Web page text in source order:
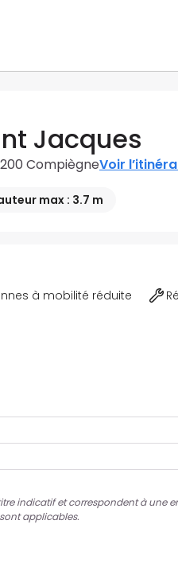
Jacques
CompiègneVoir
max : 3.7 m
à mobilité réduite
indicatif et correspondent à une
applicables.